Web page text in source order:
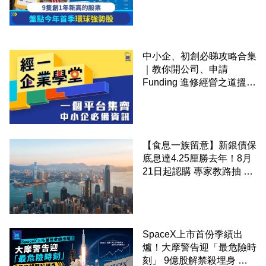
中小企、初創必睇攻略合集
｜教你開公司、申請
Funding 進修經營之道搵大
【食息一族留意】新銀債保
底息達4.25厘勝去年！8月
21日起認購 專家教路抽 20
SpaceX上市首份季績出
爐！大摩警告迎「最危險時
刻」 9億股解禁殺埋身 拆